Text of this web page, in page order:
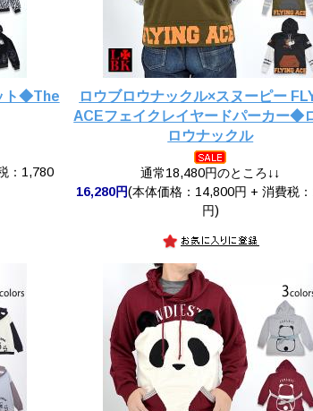
ト◆The
：1,780
ロウブロウナックル×スヌーピー
ACEフェイクレイヤードパーカー◆
ロウナックル
通常18,480円のところ↓↓
16,280円(本体価格：14,800円 + 消費税
円)